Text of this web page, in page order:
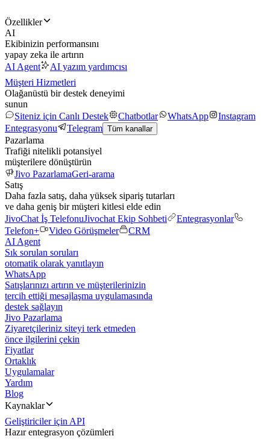
Özellikler
AI
Ekibinizin performansını
yapay zeka ile artırın
AI Agent
AI yazım yardımcısı
Müşteri Hizmetleri
Olağanüstü bir destek deneyimi
sunun
Siteniz için Canlı Destek
Chatbotlar WhatsApp
Instagram
Entegrasyonu
Telegram Tüm kanallar
Pazarlama
Trafiği nitelikli potansiyel
müşterilere dönüştürün
Jivo PazarlamaGeri-arama
Satış
Daha fazla satış, daha yüksek sipariş tutarları
ve daha geniş bir müşteri kitlesi elde edin
JivoChat İş TelefonuJivochat Ekip Sohbeti
Entegrasyonlar
Telefon+
Video Görüşmeler
CRM
AI Agent
Sık sorulan soruları
otomatik olarak yanıtlayın
WhatsApp
Satışlarınızı artırın ve müşterilerinizin
tercih ettiği mesajlaşma uygulamasında
destek sağlayın
Jivo Pazarlama
Ziyaretçileriniz siteyi terk etmeden
önce ilgilerini çekin
Fiyatlar
Ortaklık
Uygulamalar
Yardım
Blog
Kaynaklar
Geliştiriciler için API
Hazır entegrasyon çözümleri